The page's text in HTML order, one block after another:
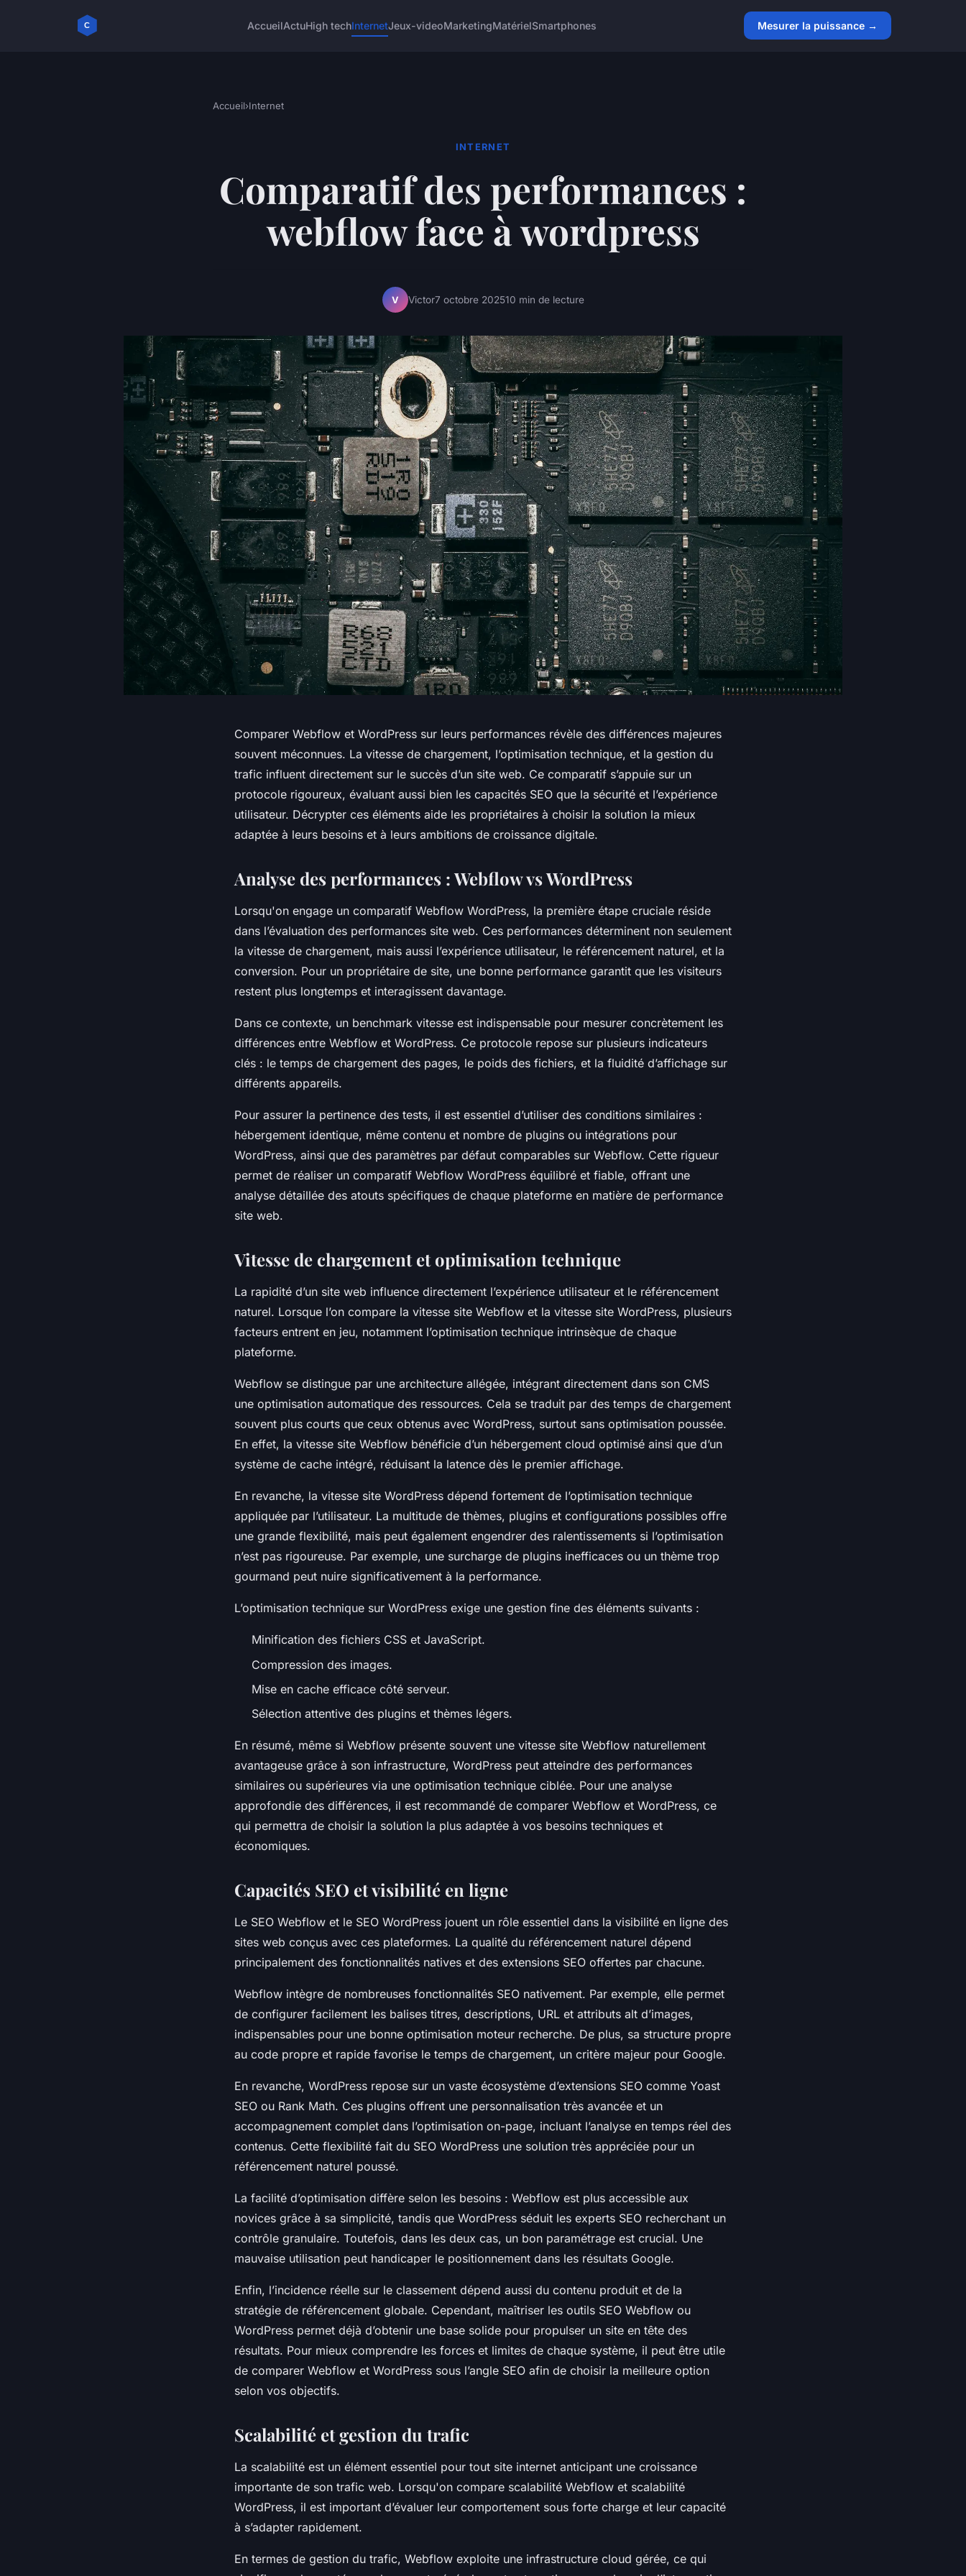
AccueilActuHigh techInternetJeux-videoMarketingMatérielSmartphones Mesurer la puissance →
Accueil›Internet
INTERNET
Comparatif des performances :
webflow face à wordpress
V Victor7 octobre 202510 min de lecture
Comparer Webflow et WordPress sur leurs performances révèle des différences majeures
souvent méconnues. La vitesse de chargement, l’optimisation technique, et la gestion du
trafic influent directement sur le succès d’un site web. Ce comparatif s’appuie sur un
protocole rigoureux, évaluant aussi bien les capacités SEO que la sécurité et l’expérience
utilisateur. Décrypter ces éléments aide les propriétaires à choisir la solution la mieux
adaptée à leurs besoins et à leurs ambitions de croissance digitale.
Analyse des performances : Webflow vs WordPress
Lorsqu'on engage un comparatif Webflow WordPress, la première étape cruciale réside
dans l’évaluation des performances site web. Ces performances déterminent non seulement
la vitesse de chargement, mais aussi l’expérience utilisateur, le référencement naturel, et la
conversion. Pour un propriétaire de site, une bonne performance garantit que les visiteurs
restent plus longtemps et interagissent davantage.
Dans ce contexte, un benchmark vitesse est indispensable pour mesurer concrètement les
différences entre Webflow et WordPress. Ce protocole repose sur plusieurs indicateurs
clés : le temps de chargement des pages, le poids des fichiers, et la fluidité d’affichage sur
différents appareils.
Pour assurer la pertinence des tests, il est essentiel d’utiliser des conditions similaires :
hébergement identique, même contenu et nombre de plugins ou intégrations pour
WordPress, ainsi que des paramètres par défaut comparables sur Webflow. Cette rigueur
permet de réaliser un comparatif Webflow WordPress équilibré et fiable, offrant une
analyse détaillée des atouts spécifiques de chaque plateforme en matière de performance
site web.
Vitesse de chargement et optimisation technique
La rapidité d’un site web influence directement l’expérience utilisateur et le référencement
naturel. Lorsque l’on compare la vitesse site Webflow et la vitesse site WordPress, plusieurs
facteurs entrent en jeu, notamment l’optimisation technique intrinsèque de chaque
plateforme.
Webflow se distingue par une architecture allégée, intégrant directement dans son CMS
une optimisation automatique des ressources. Cela se traduit par des temps de chargement
souvent plus courts que ceux obtenus avec WordPress, surtout sans optimisation poussée.
En effet, la vitesse site Webflow bénéficie d’un hébergement cloud optimisé ainsi que d’un
système de cache intégré, réduisant la latence dès le premier affichage.
En revanche, la vitesse site WordPress dépend fortement de l’optimisation technique
appliquée par l’utilisateur. La multitude de thèmes, plugins et configurations possibles offre
une grande flexibilité, mais peut également engendrer des ralentissements si l’optimisation
n’est pas rigoureuse. Par exemple, une surcharge de plugins inefficaces ou un thème trop
gourmand peut nuire significativement à la performance.
L’optimisation technique sur WordPress exige une gestion fine des éléments suivants :
Minification des fichiers CSS et JavaScript.
Compression des images.
Mise en cache efficace côté serveur.
Sélection attentive des plugins et thèmes légers.
En résumé, même si Webflow présente souvent une vitesse site Webflow naturellement
avantageuse grâce à son infrastructure, WordPress peut atteindre des performances
similaires ou supérieures via une optimisation technique ciblée. Pour une analyse
approfondie des différences, il est recommandé de comparer Webflow et WordPress, ce
qui permettra de choisir la solution la plus adaptée à vos besoins techniques et
économiques.
Capacités SEO et visibilité en ligne
Le SEO Webflow et le SEO WordPress jouent un rôle essentiel dans la visibilité en ligne des
sites web conçus avec ces plateformes. La qualité du référencement naturel dépend
principalement des fonctionnalités natives et des extensions SEO offertes par chacune.
Webflow intègre de nombreuses fonctionnalités SEO nativement. Par exemple, elle permet
de configurer facilement les balises titres, descriptions, URL et attributs alt d’images,
indispensables pour une bonne optimisation moteur recherche. De plus, sa structure propre
au code propre et rapide favorise le temps de chargement, un critère majeur pour Google.
En revanche, WordPress repose sur un vaste écosystème d’extensions SEO comme Yoast
SEO ou Rank Math. Ces plugins offrent une personnalisation très avancée et un
accompagnement complet dans l’optimisation on-page, incluant l’analyse en temps réel des
contenus. Cette flexibilité fait du SEO WordPress une solution très appréciée pour un
référencement naturel poussé.
La facilité d’optimisation diffère selon les besoins : Webflow est plus accessible aux
novices grâce à sa simplicité, tandis que WordPress séduit les experts SEO recherchant un
contrôle granulaire. Toutefois, dans les deux cas, un bon paramétrage est crucial. Une
mauvaise utilisation peut handicaper le positionnement dans les résultats Google.
Enfin, l’incidence réelle sur le classement dépend aussi du contenu produit et de la
stratégie de référencement globale. Cependant, maîtriser les outils SEO Webflow ou
WordPress permet déjà d’obtenir une base solide pour propulser un site en tête des
résultats. Pour mieux comprendre les forces et limites de chaque système, il peut être utile
de comparer Webflow et WordPress sous l’angle SEO afin de choisir la meilleure option
selon vos objectifs.
Scalabilité et gestion du trafic
La scalabilité est un élément essentiel pour tout site internet anticipant une croissance
importante de son trafic web. Lorsqu'on compare scalabilité Webflow et scalabilité
WordPress, il est important d’évaluer leur comportement sous forte charge et leur capacité
à s’adapter rapidement.
En termes de gestion du trafic, Webflow exploite une infrastructure cloud gérée, ce qui